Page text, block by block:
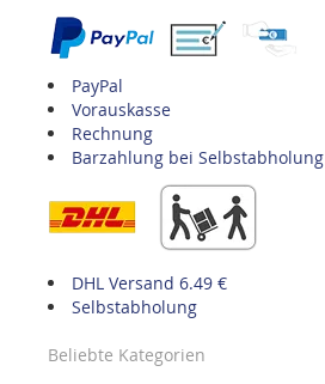
PayPal
Vorauskasse
Rechnung
Barzahlung bei Selbstabholung
DHL Versand 6.49 €
Selbstabholung
Beliebte Kategorien